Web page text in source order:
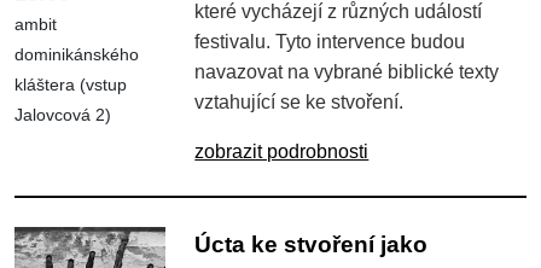
ambit
dominikánského
kláštera (vstup
Jalovcová 2)
které vycházejí z různých událostí
festivalu. Tyto intervence budou
navazovat na vybrané biblické texty
vztahující se ke stvoření.
zobrazit podrobnosti
Úcta ke stvoření jako